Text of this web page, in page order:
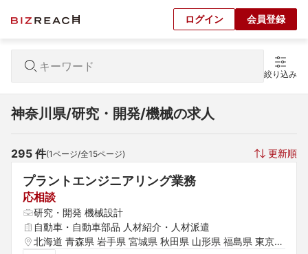
ログイン 会員登録
絞り込み
神奈川県/研究・開発/機械の求人
295 件(1ページ/全15ページ) 更新順
プラントエンジニアリング業務
応相談
研究・開発 機械設計
自動車・自動車部品 人材紹介・人材派遣
北海道 青森県 岩手県 宮城県 秋田県 山形県 福島県 東京都